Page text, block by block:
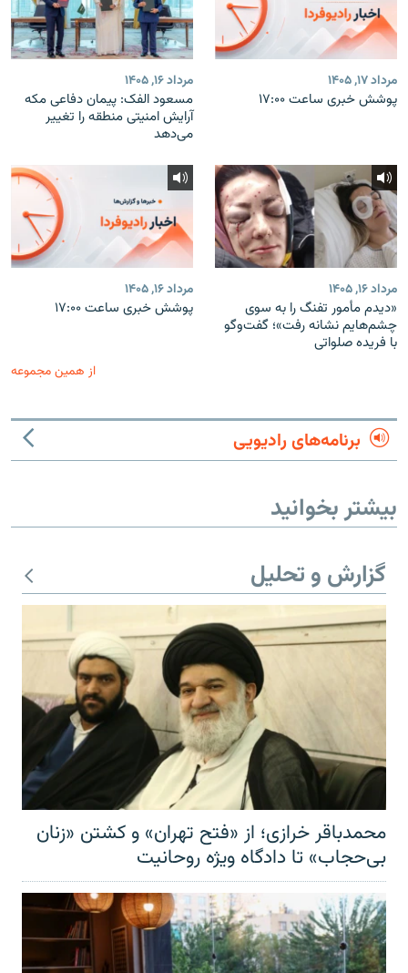
مرداد ۱۷, ۱۴۰۵
پوشش خبری ساعت ۱۷:۰۰
مرداد ۱۶, ۱۴۰۵
مسعود الفک: پیمان دفاعی مکه
آرایش امنیتی منطقه را تغییر
می‌دهد
مرداد ۱۶, ۱۴۰۵
«دیدم مأمور تفنگ را به سوی
چشم‌هایم نشانه رفت»؛ گفت‌و‌گو
با فریده صلواتی
مرداد ۱۶, ۱۴۰۵
پوشش خبری ساعت ۱۷:۰۰
از همین مجموعه
برنامه‌های رادیویی
بیشتر بخوانید
گزارش و تحلیل
محمدباقر خرازی؛ از «فتح تهران» و کشتن «زنان
بی‌حجاب» تا دادگاه ویژه روحانیت